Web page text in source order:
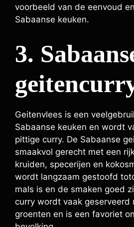
voorbeeld van de eenvoud
Sabaanse keuken.
3.
Geitenvlees is een
Sabaanse keuken en wordt
pittige curry. De Sabaanse
smaakvol gerecht met een
kruiden, specerijen en
wordt langzaam gestoofd
mals is en de smaken goed
curry wordt vaak geserveerd
groenten en is een favoriet